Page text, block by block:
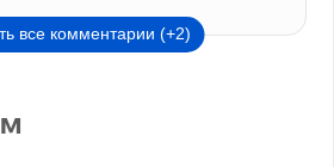
все комментарии (+2)